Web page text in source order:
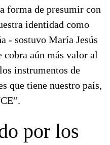
forma de presumir con
identidad como
- sostuvo María Jesús
aún más valor al
instrumentos de
que tiene nuestro país,
por los